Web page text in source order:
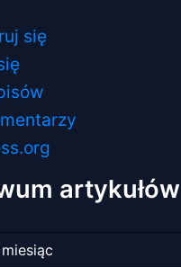
się
artykułów